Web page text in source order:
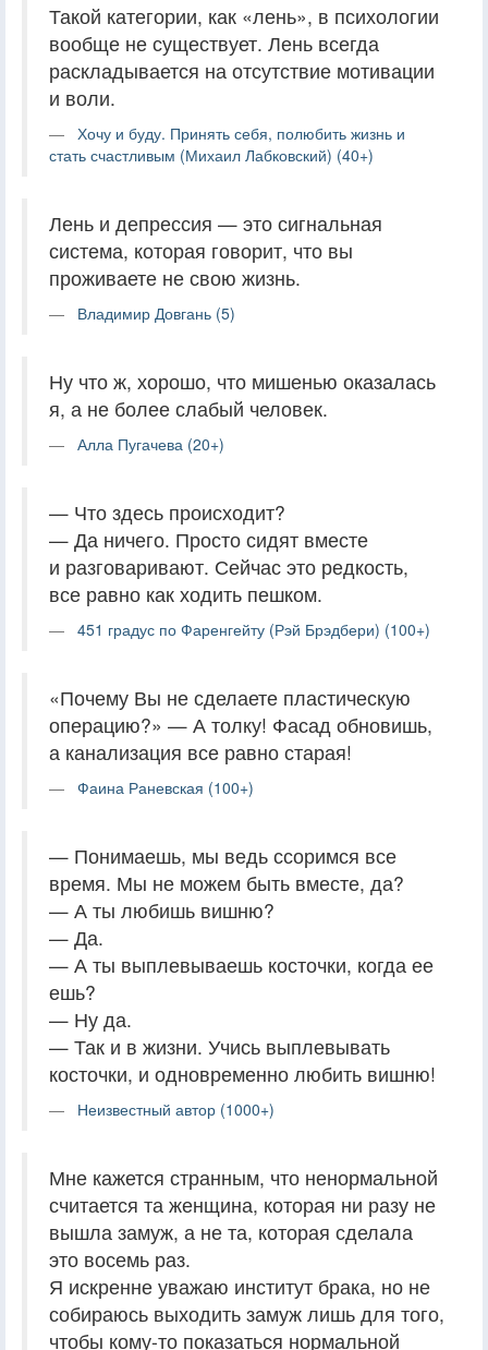
Такой категории, как «лень», в психологии
вообще не существует. Лень всегда
раскладывается на отсутствие мотивации
и воли.
Хочу и буду. Принять себя, полюбить жизнь и
стать счастливым (Михаил Лабковский) (40+)
Лень и депрессия — это сигнальная
система, которая говорит, что вы
проживаете не свою жизнь.
Владимир Довгань (5)
Ну что ж, хорошо, что мишенью оказалась
я, а не более слабый человек.
Алла Пугачева (20+)
— Что здесь происходит?
— Да ничего. Просто сидят вместе
и разговаривают. Сейчас это редкость,
все равно как ходить пешком.
451 градус по Фаренгейту (Рэй Брэдбери) (100+)
«Почему Вы не сделаете пластическую
операцию?» — А толку! Фасад обновишь,
а канализация все равно старая!
Фаина Раневская (100+)
— Понимаешь, мы ведь ссоримся все
время. Мы не можем быть вместе, да?
— А ты любишь вишню?
— Да.
— А ты выплевываешь косточки, когда ее
ешь?
— Ну да.
— Так и в жизни. Учись выплевывать
косточки, и одновременно любить вишню!
Неизвестный автор (1000+)
Мне кажется странным, что ненормальной
считается та женщина, которая ни разу не
вышла замуж, а не та, которая сделала
это восемь раз.
Я искренне уважаю институт брака, но не
собираюсь выходить замуж лишь для того,
чтобы кому-то показаться нормальной